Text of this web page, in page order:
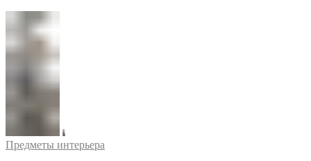
Предметы интерьера